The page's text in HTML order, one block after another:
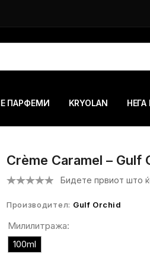
ПАРФЕМИ KRYOLAN
Crème Caramel – Gulf
Бидете првиот што
Производител: Gulf Orchid
Милилитража:
100ml